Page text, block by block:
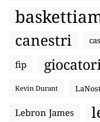
canestri
fip
Kevin Durant
Lebron James